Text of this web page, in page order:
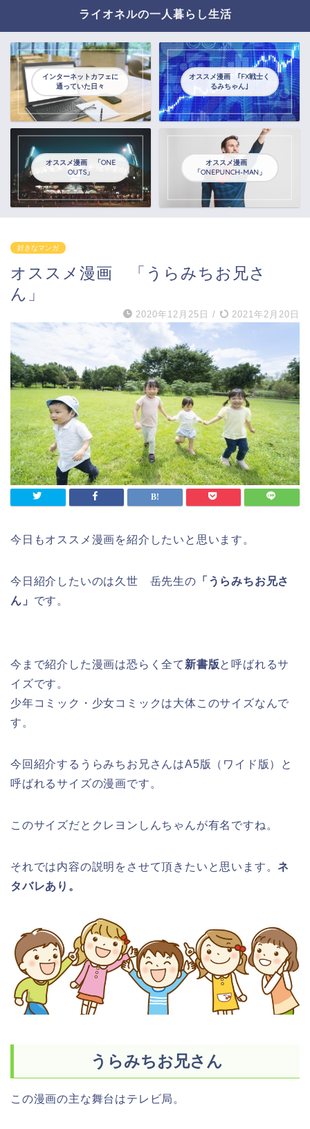
ライオネルの一人暮らし生活
インターネットカフェに
通っていた日々
オススメ漫画 ｢FX戦士く
るみちゃん｣
オススメ漫画 「ONE
OUTS」
オススメ漫画
「ONEPUNCH-MAN」
好きなマンガ
オススメ漫画 「うらみちお兄さ
ん」
2020年12月25日 / 2021年2月20日
今日もオススメ漫画を紹介したいと思います。
今日紹介したいのは久世 岳先生の 「うらみちお兄さ
ん」 です。
今まで紹介した漫画は恐らく全て 新書版と呼ばれるサ
イズです。
少年コミック・少女コミックは大体このサイズなんで
す。
今回紹介するうらみちお兄さんはA5版（ワイド版）と
呼ばれるサイズの漫画です。
このサイズだとクレヨンしんちゃんが有名ですね。
それでは内容の説明をさせて頂きたいと思います。ネ
タバレあり。
うらみちお兄さん
この漫画の主な舞台はテレビ局。